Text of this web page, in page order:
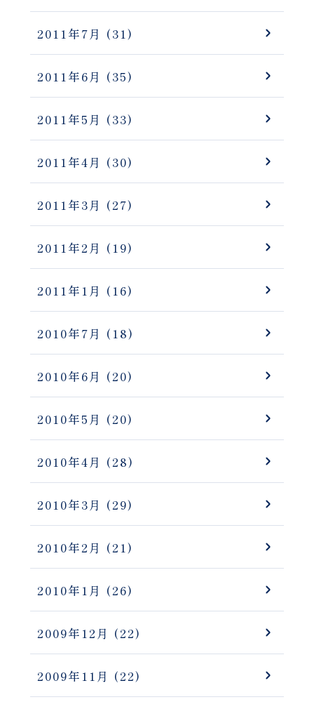
2011年7月 (31)
2011年6月 (35)
2011年5月 (33)
2011年4月 (30)
2011年3月 (27)
2011年2月 (19)
2011年1月 (16)
2010年7月 (18)
2010年6月 (20)
2010年5月 (20)
2010年4月 (28)
2010年3月 (29)
2010年2月 (21)
2010年1月 (26)
2009年12月 (22)
2009年11月 (22)